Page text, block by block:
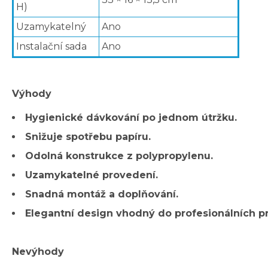
H)
Uzamykatelný
Ano
Instalační sada
Ano
Výhody
Hygienické dávkování po jednom útržku.
Snižuje spotřebu papíru.
Odolná konstrukce z polypropylenu.
Uzamykatelné provedení.
Snadná montáž a doplňování.
Elegantní design vhodný do profesionálních
Nevýhody